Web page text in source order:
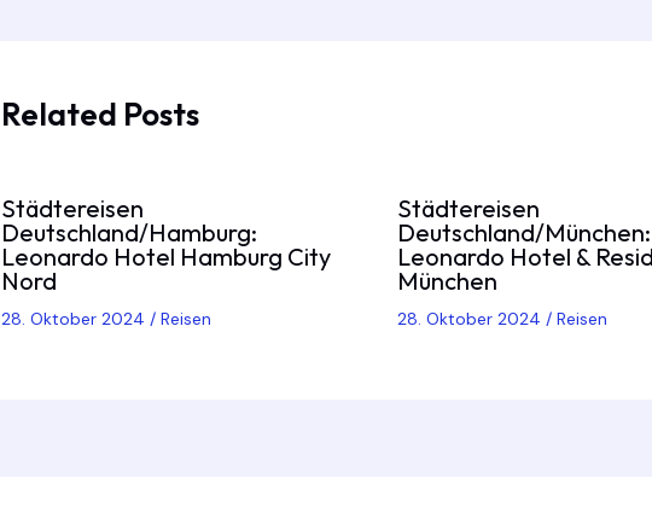
Related Posts
Städtereisen
Deutschland/Hamburg:
Leonardo Hotel Hamburg City
Nord
28. Oktober 2024 / Reisen
Städtereisen
Deutschland/München:
Leonardo Hotel &
München
28. Oktober 2024 / Reisen